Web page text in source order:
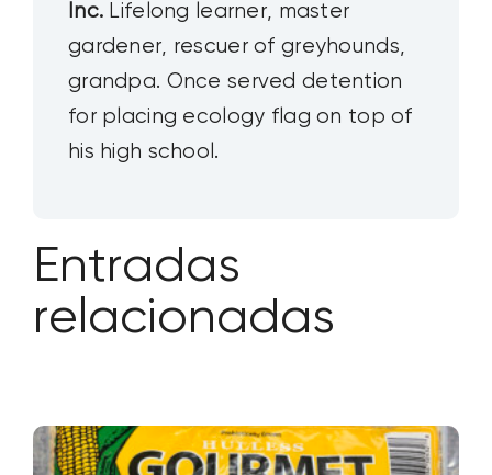
Inc. Lifelong learner, master
gardener, rescuer of greyhounds,
grandpa. Once served detention
for placing ecology flag on top of
his high school.
Entradas
relacionadas